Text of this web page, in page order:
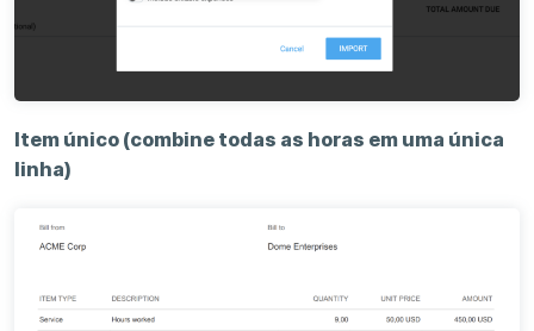
Item único (combine todas as horas em uma única
linha)